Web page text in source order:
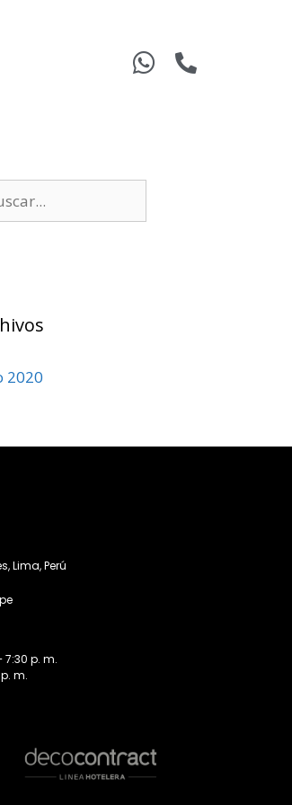
2020
Lima, Perú
7:30 p. m.
m.